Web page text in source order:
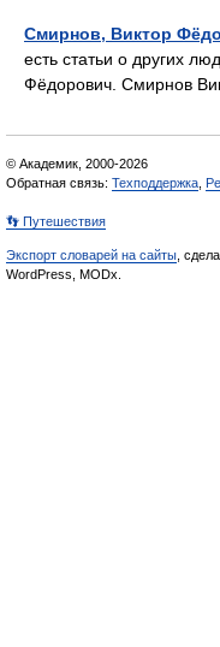
Смирнов, Виктор
есть статьи о других
Фёдорович. Смирнов
© Академик, 2000-2026
Обратная связь: Техподдержка
👣 Путешествия
Экспорт словарей на сайты ,
WordPress, MODx.